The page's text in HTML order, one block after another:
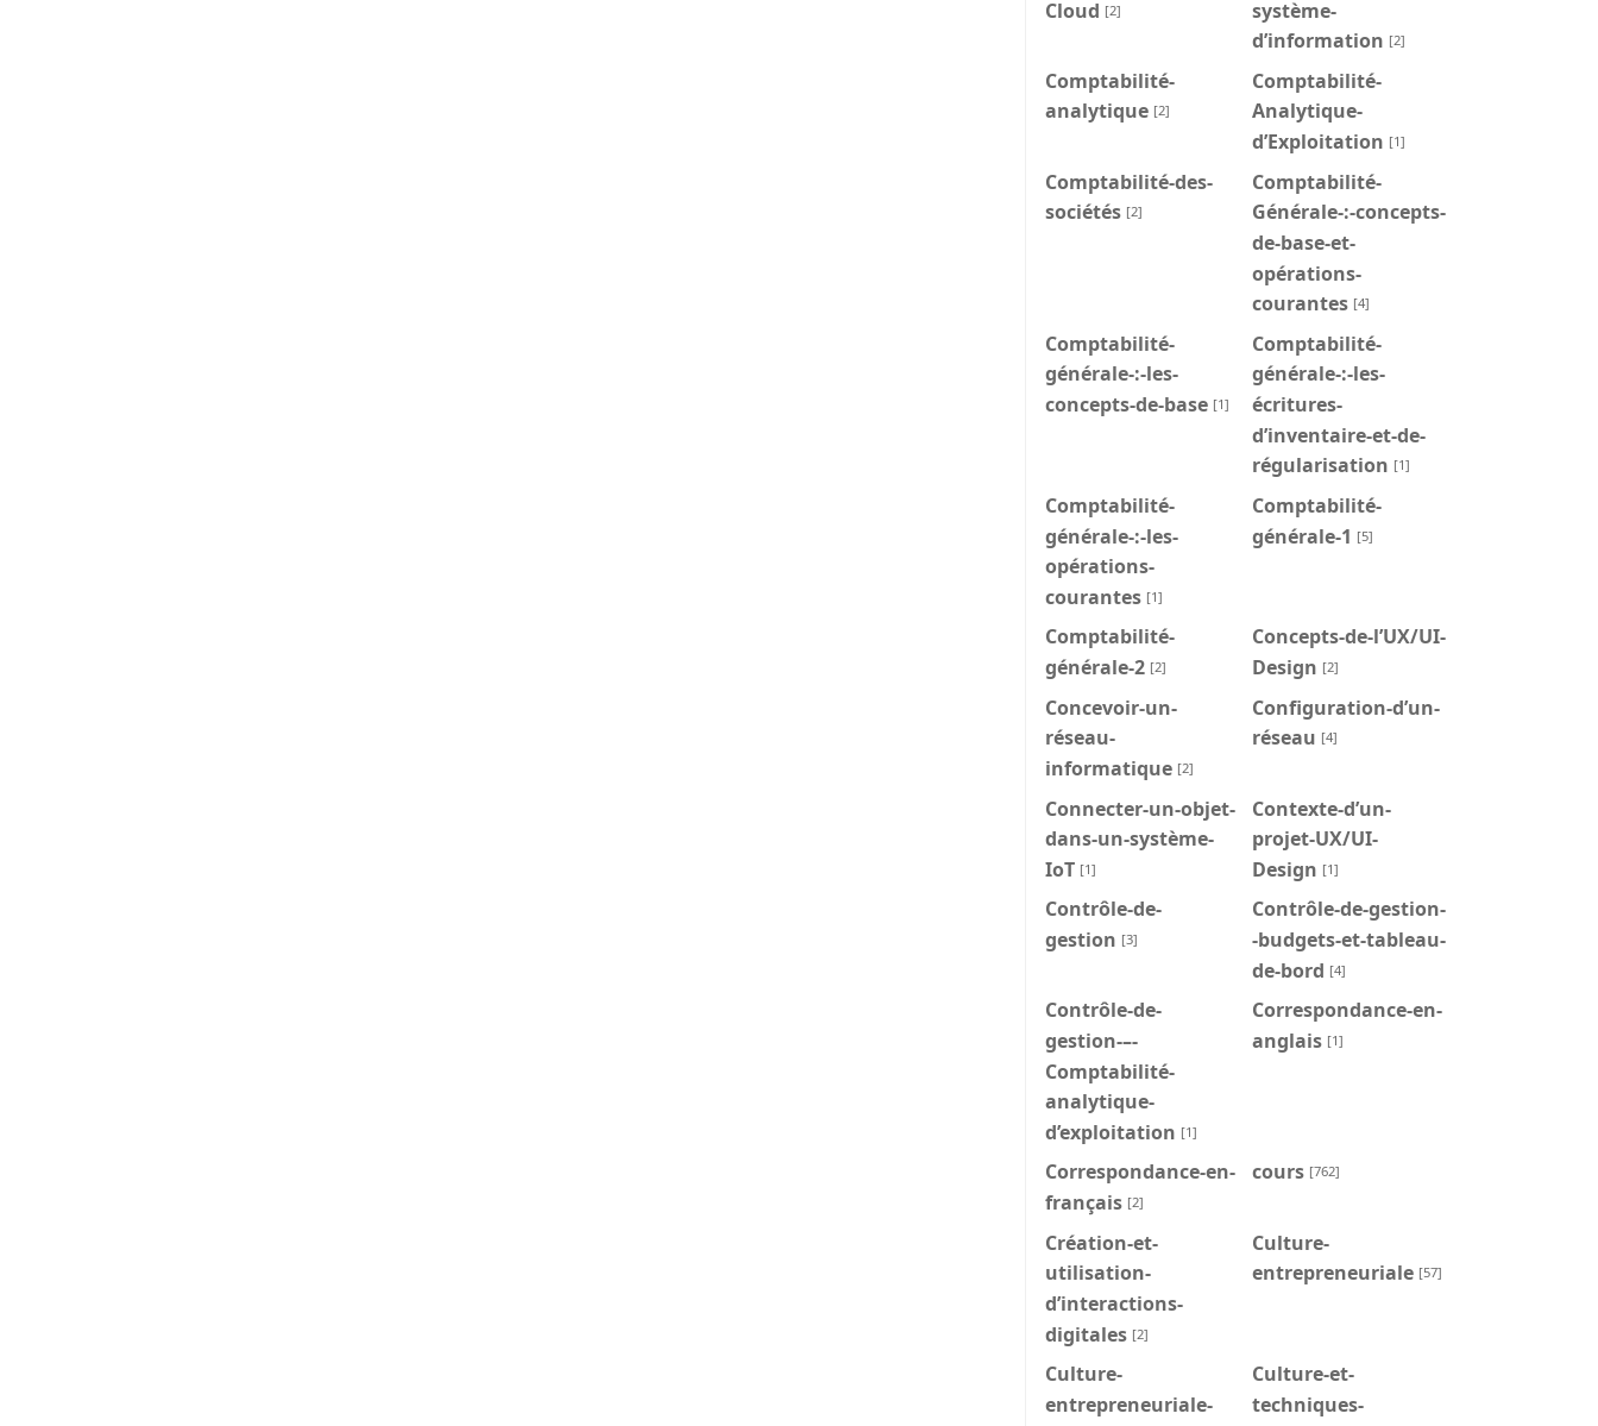
Cloud [2]
système-
d’information [2]
Comptabilité-
analytique [2]
Comptabilité-
Analytique-
d’Exploitation [1]
Comptabilité-des-
sociétés [2]
Comptabilité-
Générale-:-concepts-
de-base-et-
opérations-
courantes [4]
Comptabilité-
générale-:-les-
concepts-de-base [1]
Comptabilité-
générale-:-les-
écritures-
d’inventaire-et-de-
régularisation [1]
Comptabilité-
générale-:-les-
opérations-
courantes [1]
Comptabilité-
générale-1 [5]
Comptabilité-
générale-2 [2]
Concepts-de-l’UX/UI-
Design [2]
Concevoir-un-
réseau-
informatique [2]
Configuration-d’un-
réseau [4]
Connecter-un-objet-
dans-un-système-
IoT [1]
Contexte-d’un-
projet-UX/UI-
Design [1]
Contrôle-de-
gestion [3]
Contrôle-de-gestion-
-budgets-et-tableau-
de-bord [4]
Contrôle-de-
gestion-–-
Comptabilité-
analytique-
d’exploitation [1]
Correspondance-en-
anglais [1]
Correspondance-en-
français [2]
cours [762]
Création-et-
utilisation-
d’interactions-
digitales [2]
Culture-
entrepreneuriale [57]
Culture-
entrepreneuriale-
Culture-et-
techniques-